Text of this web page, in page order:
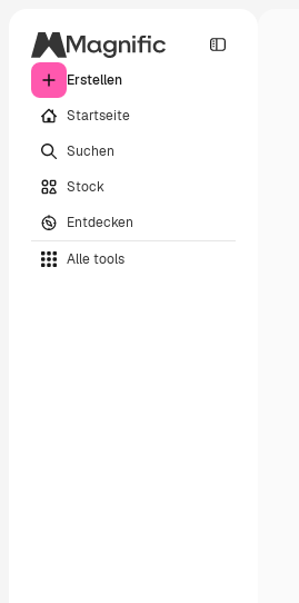
Erstellen
Startseite
Suchen
Stock
Entdecken
Alle tools